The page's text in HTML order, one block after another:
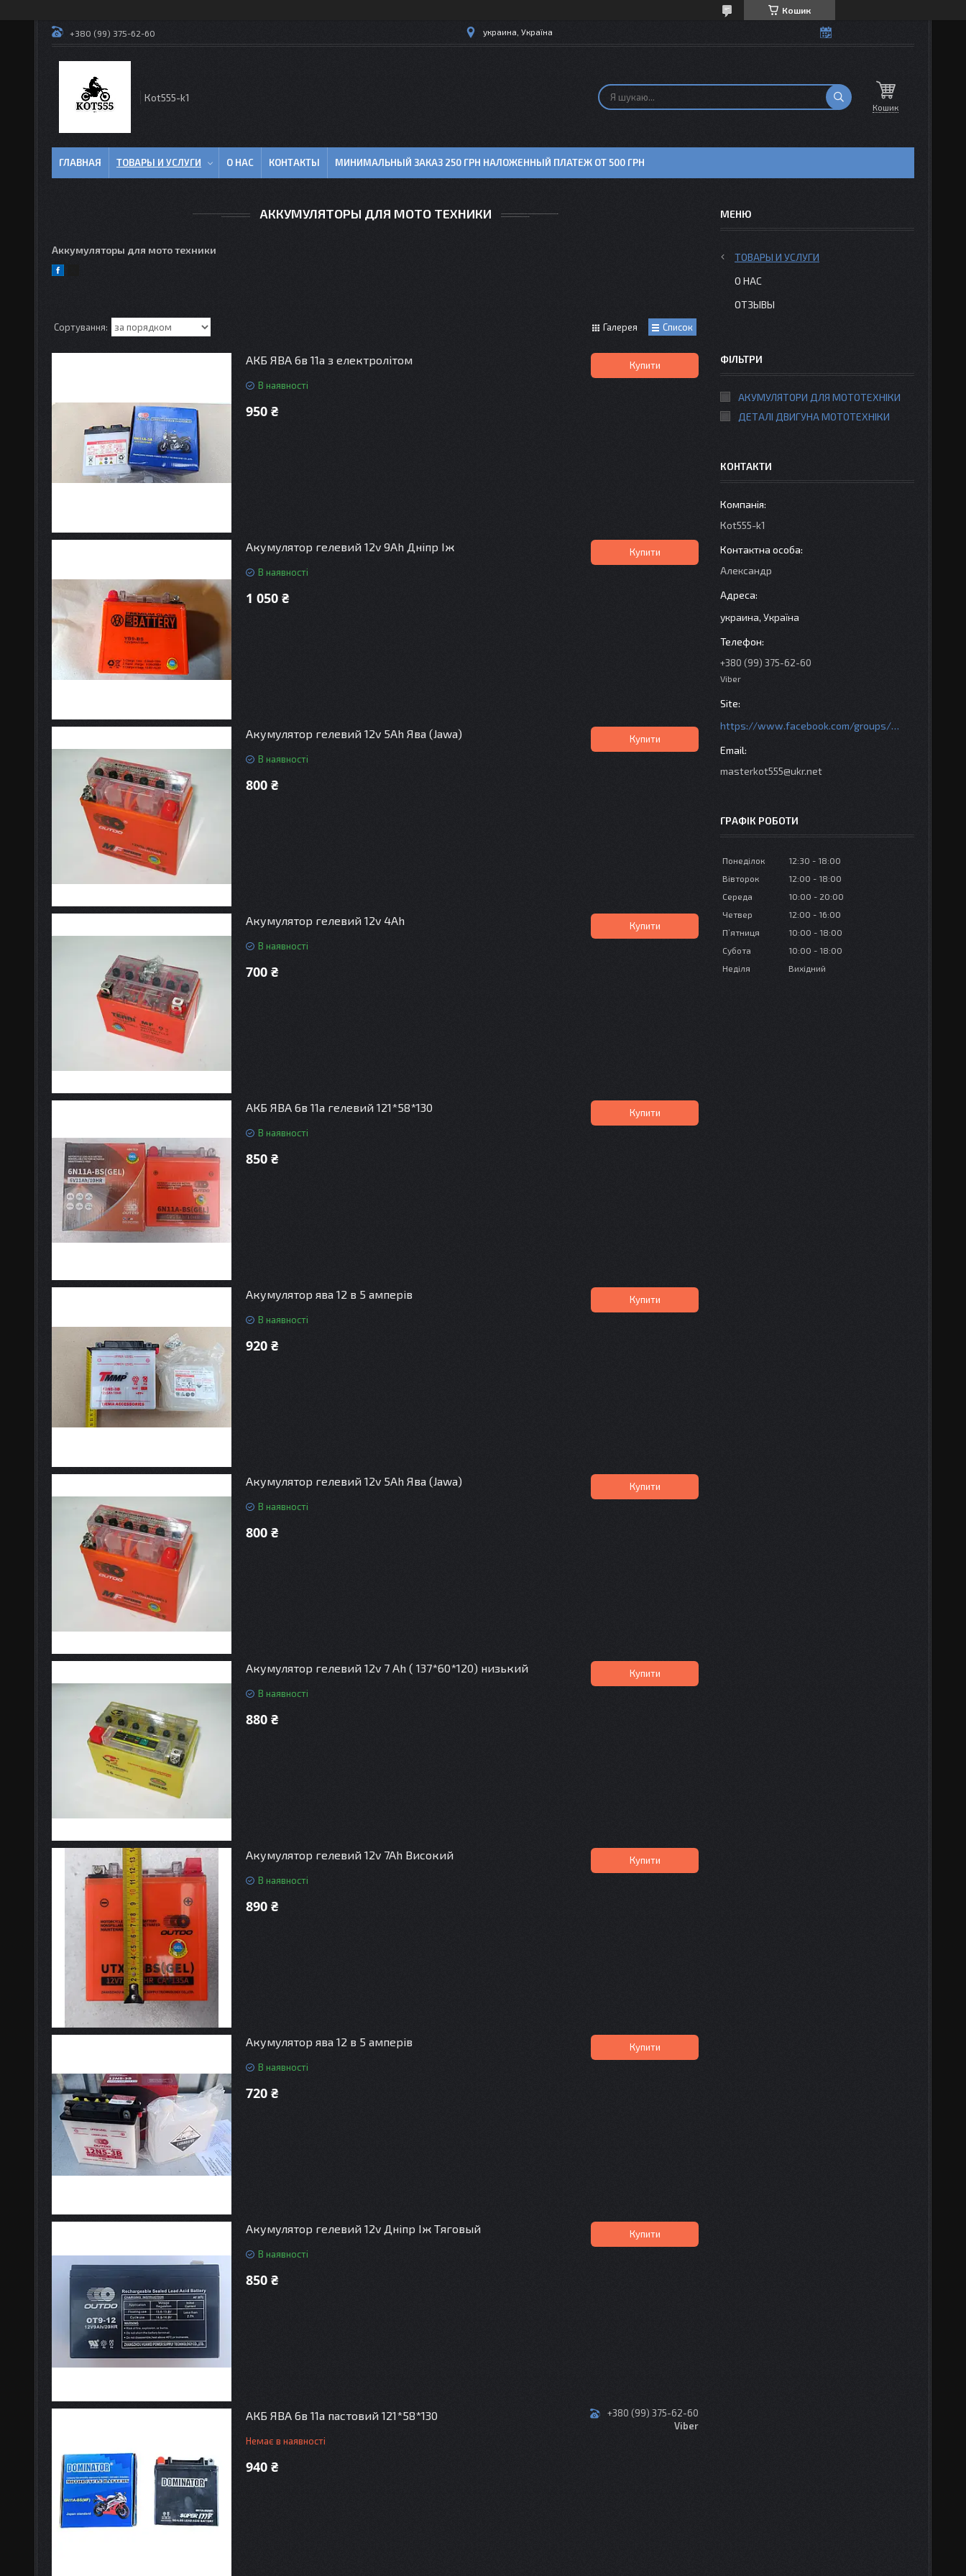
Кошик
+380 (99) 375-62-60 украина, Україна
Кot555-k1
Кошик
ГЛАВНАЯ ТОВАРЫ И УСЛУГИ О НАС КОНТАКТЫ МИНИМАЛЬНЫЙ ЗАКАЗ 250 ГРН НАЛОЖЕННЫЙ ПЛАТЕЖ ОТ 500 ГРН
АККУМУЛЯТОРЫ ДЛЯ МОТО ТЕХНИКИ
Аккумуляторы для мото техники
Галерея Список
АКБ ЯВА 6в 11а з електролітом
В наявності
950 ₴
Купити
Акумулятор гелевий 12v 9Ah Дніпр Іж
В наявності
1 050 ₴
Купити
Акумулятор гелевий 12v 5Ah Ява (Jawa)
В наявності
800 ₴
Купити
Акумулятор гелевий 12v 4Ah
В наявності
700 ₴
Купити
АКБ ЯВА 6в 11а гелевий 121*58*130
В наявності
850 ₴
Купити
Акумулятор ява 12 в 5 амперів
В наявності
920 ₴
Купити
Акумулятор гелевий 12v 5Ah Ява (Jawa)
В наявності
800 ₴
Купити
Акумулятор гелевий 12v 7 Ah ( 137*60*120) низький
В наявності
880 ₴
Купити
Акумулятор гелевий 12v 7Ah Високий
В наявності
890 ₴
Купити
Акумулятор ява 12 в 5 амперів
В наявності
720 ₴
Купити
Акумулятор гелевий 12v Дніпр Іж Тяговый
В наявності
850 ₴
Купити
АКБ ЯВА 6в 11а пастовий 121*58*130
Немає в наявності
940 ₴
+380 (99) 375-62-60
Viber
ТОВАРЫ И УСЛУГИ
О НАС
ОТЗЫВЫ
ФІЛЬТРИ
АКУМУЛЯТОРИ ДЛЯ МОТОТЕХНІКИ
ДЕТАЛІ ДВИГУНА МОТОТЕХНІКИ
КОНТАКТИ
Кot555-k1
Александр
украина, Україна
+380 (99) 375-62-60
Viber
https://www.facebook.com/groups/httpsmotoshara.net
masterkot555@ukr.net
ГРАФІК РОБОТИ
Понеділок 12:30
18:00
Вівторок
12:00
18:00
Середа
10:00
20:00
Четвер
12:00
16:00
Пʼятниця
10:00
18:00
Субота
10:00
18:00
Неділя
Вихідний